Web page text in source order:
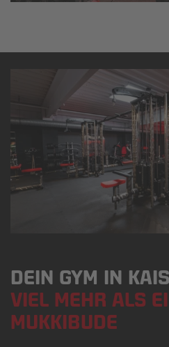
DEIN GYM IN
VIEL MEHR ALS
MUKKIBUDE